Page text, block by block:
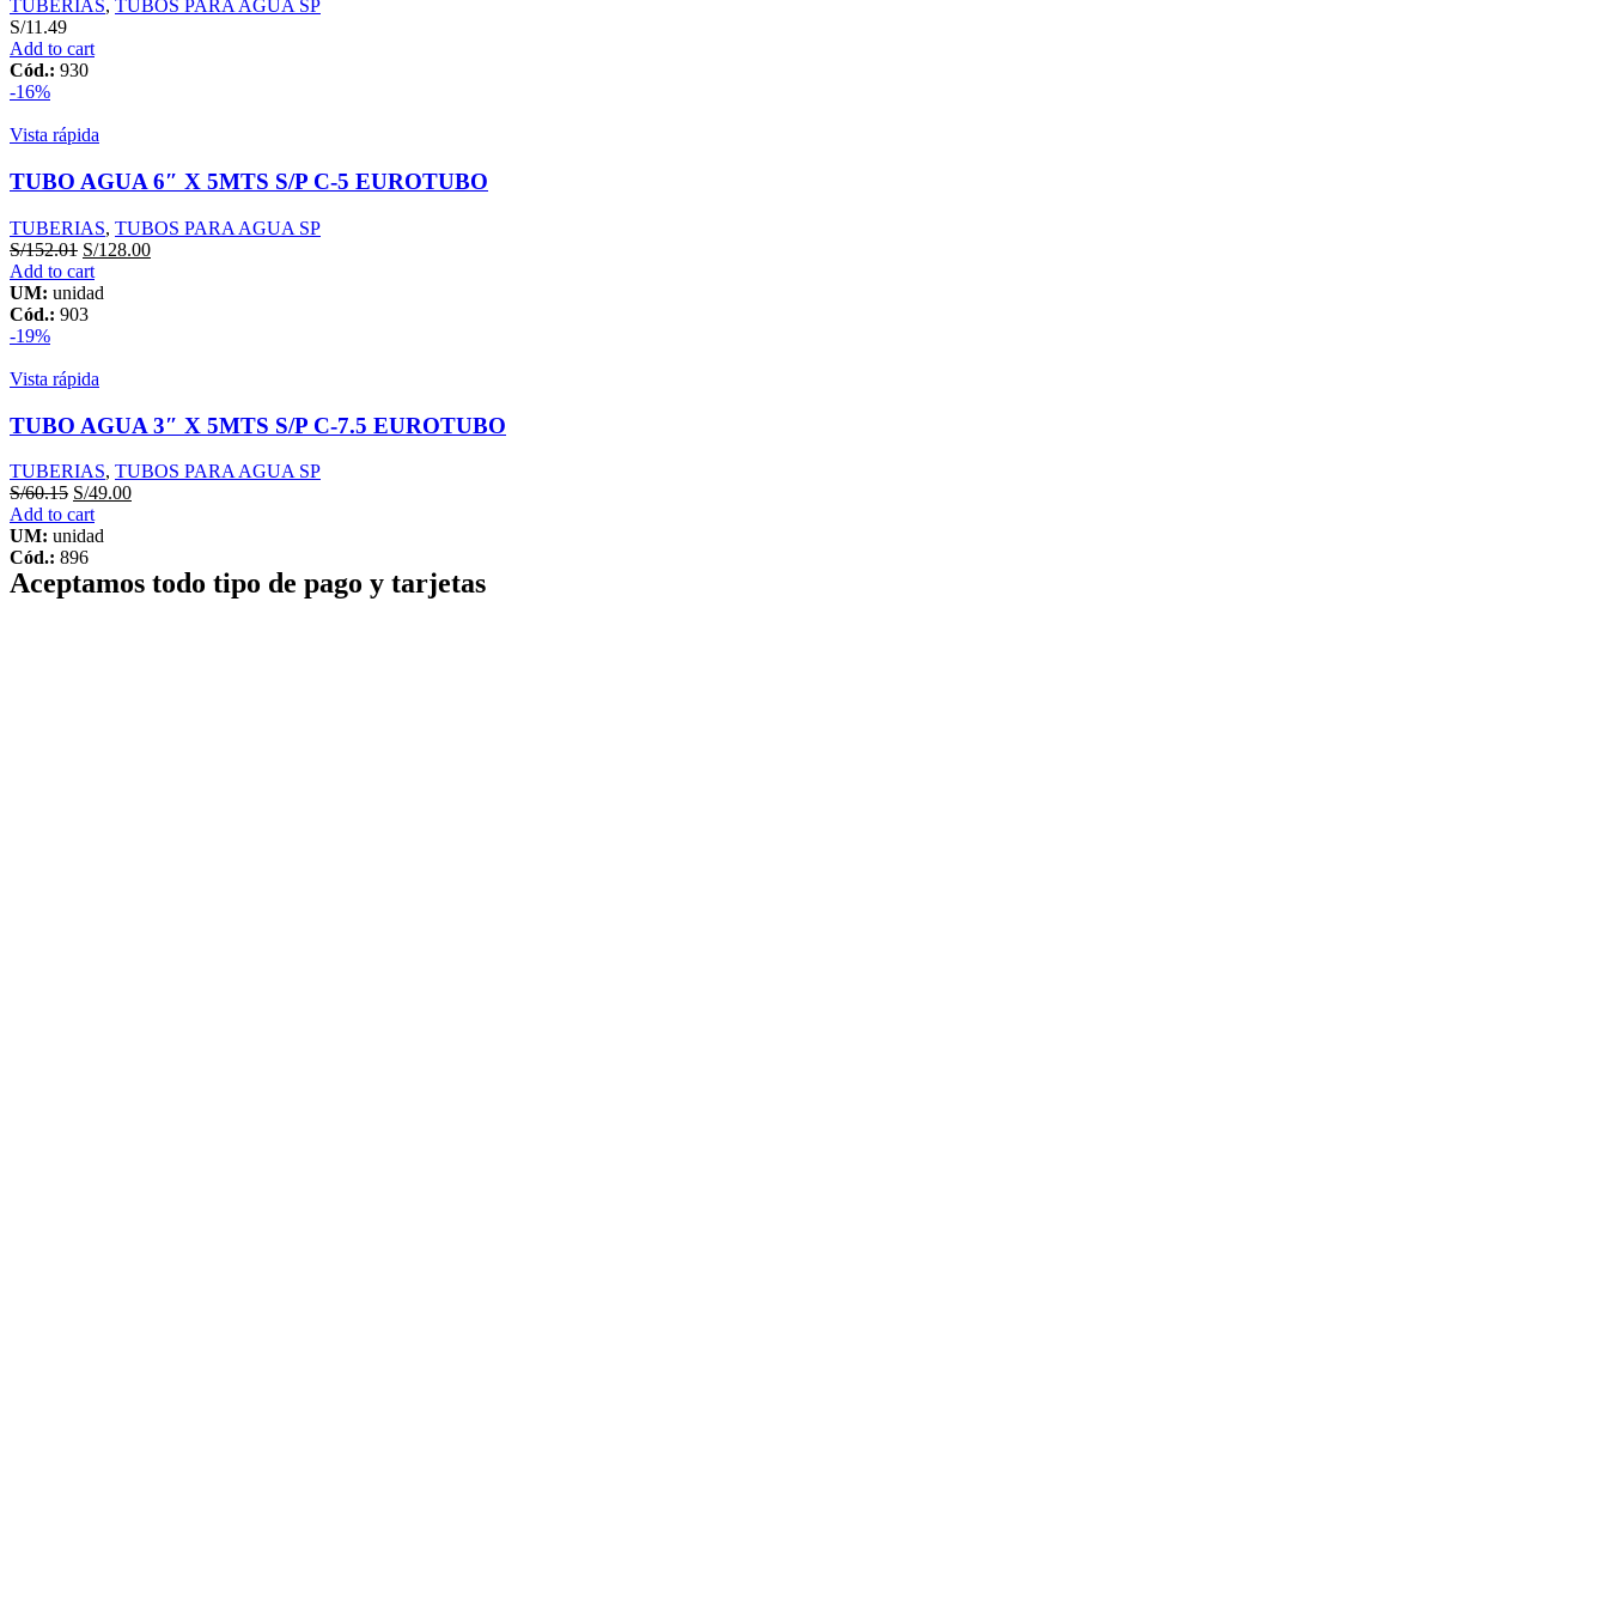
TUBERIAS, TUBOS PARA AGUA SP
S/11.49
Add to cart
Cód.: 930
-16%
Vista rápida
TUBO AGUA 6″ X 5MTS S/P C-5 EUROTUBO
TUBERIAS, TUBOS PARA AGUA SP
S/152.01 S/128.00
Add to cart
UM: unidad
Cód.: 903
-19%
Vista rápida
TUBO AGUA 3″ X 5MTS S/P C-7.5 EUROTUBO
TUBERIAS, TUBOS PARA AGUA SP
S/60.15 S/49.00
Add to cart
UM: unidad
Cód.: 896
Aceptamos todo tipo de pago y tarjetas